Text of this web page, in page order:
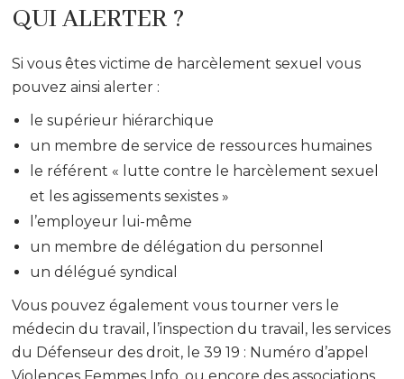
QUI ALERTER ?
Si vous êtes victime de harcèlement sexuel vous
pouvez ainsi alerter :
le supérieur hiérarchique
un membre de service de ressources humaines
le référent « lutte contre le harcèlement sexuel
et les agissements sexistes »
l’employeur lui-même
un membre de délégation du personnel
un délégué syndical
Vous pouvez également vous tourner vers le
médecin du travail, l’inspection du travail, les services
du Défenseur des droit, le 39 19 : Numéro d’appel